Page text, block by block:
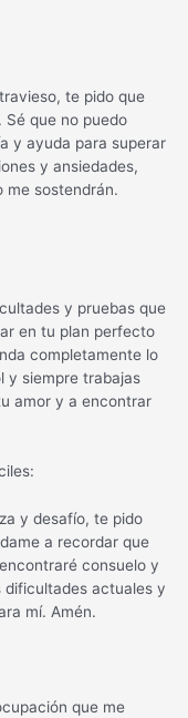
te pido que
que no puedo
y ayuda para superar
y ansiedades,
me sostendrán.
y pruebas que
en tu plan perfecto
completamente lo
y siempre trabajas
amor y a encontrar
y desafío, te pido
a recordar que
consuelo y
dificultades actuales y
mí. Amén.
que me